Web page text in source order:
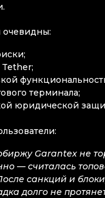
Tether;
терминала;
юридической
Garantex не
— считалась
санкций и
долго не